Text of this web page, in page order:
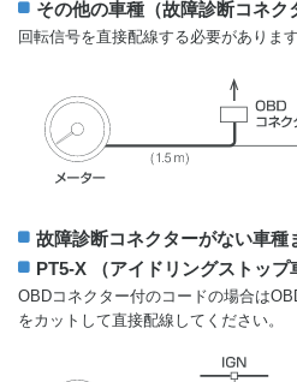
その他の車種（故障診断コネク
回転信号を直接配線する必要があります
故障診断コネクターがない車種
PT5-X （アイドリングストップ
OBDコネクター付のコードの場合は
をカットして直接配線してください。